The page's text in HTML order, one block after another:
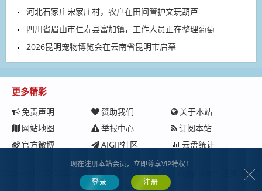
河北石家庄宋家庄村，农户在田间管护文玩葫芦
四川省眉山市仁寿县富加镇，工作人员正在整理葡萄
2026昆明宠物博览会在云南省昆明市启幕
更多精彩
免责声明 赞助我们
关于本站
网站地图
举报中心
订阅本站
官方微博
AIGIP社区 云盘统计
2022-2027 AIGIP社区 版权所有.
沪
ICP备2023008229号-1
现在注册本站会员，立即尊享VIP特权！
登录
注册